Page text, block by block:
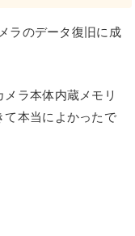
ラのデータ復旧に成
ラ本体内蔵メモリ
て本当によかったで